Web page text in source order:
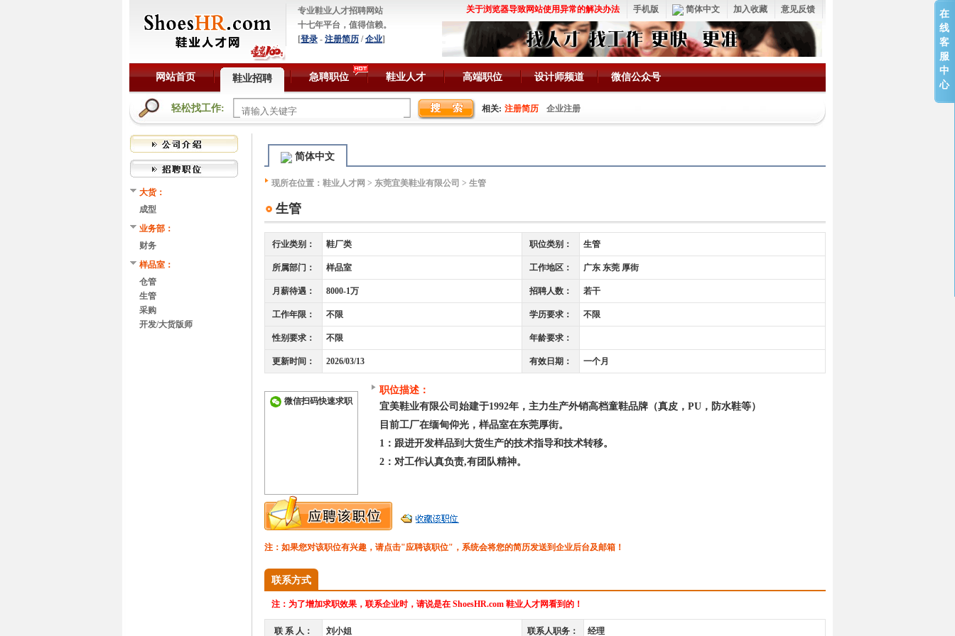
专业鞋业人才招聘网站
十七年平台，值得信赖。
[登录 - 注册简历 /企业]
意见反馈
加入收藏
简体中文
手机版
关于浏览器导致网站使用异常的解决办法
网站首页 鞋业招聘 急聘职位 鞋业人才 高端职位 设计师频道 微信公众号
轻松找工作: 相关: 注册简历 企业注册
简体中文
现所在位置： 鞋业人才网 > 东莞宜美鞋业有限公司 > 生管
生管
行业类别： 鞋厂类 职位类别： 生管
所属部门： 样品室 工作地区： 广东 东莞 厚街
月薪待遇： 8000-1万 招聘人数： 若干
工作年限： 不限 学历要求： 不限
性别要求： 不限 年龄要求：
更新时间： 2026/03/13 有效日期： 一个月
微信扫码快速求职
职位描述：
宜美鞋业有限公司始建于1992年，主力生产外销高档童鞋品牌（真皮，PU，防水鞋等）
目前工厂在缅甸仰光，样品室在东莞厚街。
1：跟进开发样品到大货生产的技术指导和技术转移。
2：对工作认真负责,有团队精神。
注：如果您对该职位有兴趣，请点击"应聘该职位"，系统会将您的简历发送到企业后台及邮箱！
联系方式
注： 为了增加求职效果，联系企业时，请说是在 ShoesHR.com 鞋业人才网看到的！
联 系 人： 刘小姐 联系人职务： 经理
大货：
成型
业务部：
财务
样品室：
仓管
生管
采购
开发/大货版师
在
线
客
服
中
心